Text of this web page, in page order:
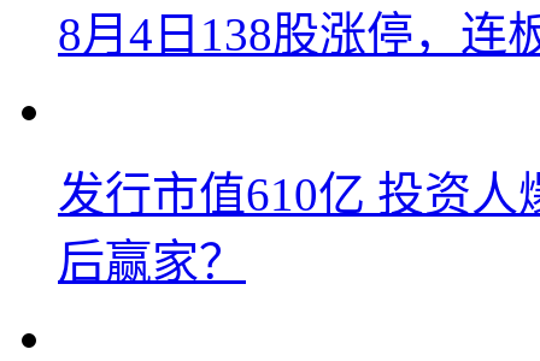
8月4日138股涨停，连
发行市值610亿 投资
后赢家？